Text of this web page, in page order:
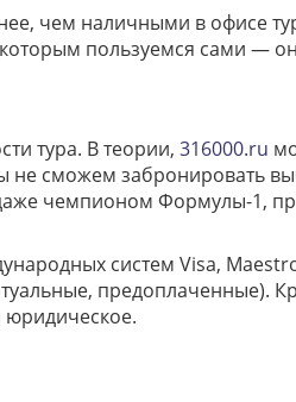
чем наличными в офисе
пользуемся сами —
тура. В теории, 316000.ru
сможем забронировать
чемпионом Формулы-1,
систем Visa,
предоплаченные).
юридическое.